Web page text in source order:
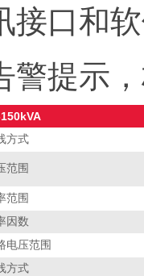
接口和
警提示
方式
范围
范围
因数
电压范围
方式